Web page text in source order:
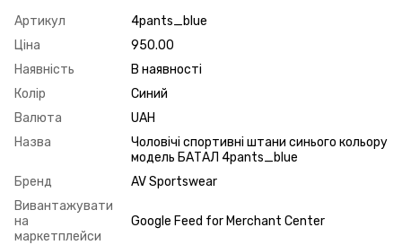
Артикул
4pants_blue
Ціна
950.00
Наявність
В наявності
Колір
Синий
Валюта
UAH
Назва
Чоловічі спортивні штани синього кольору
модель БАТАЛ 4pants_blue
Бренд
AV Sportswear
Вивантажувати
на
маркетплейси
Google Feed for Merchant Center